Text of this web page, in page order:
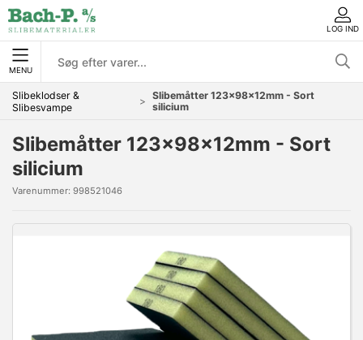
LOG IND
MENU
Slibeklodser &
Slibesvampe
Slibemåtter 123x98x12mm - Sort
silicium
Slibemåtter 123x98x12mm - Sort
silicium
Varenummer: 998521046